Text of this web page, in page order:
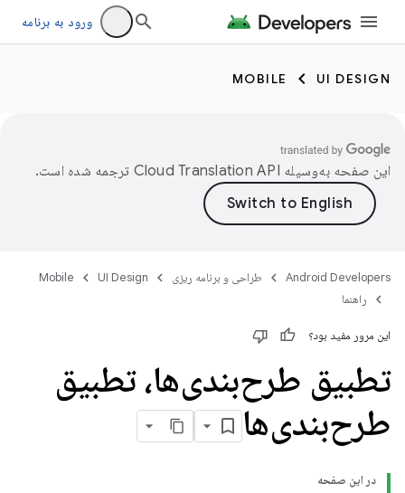
ورود به برنامه
UI DESIGN
MOBILE
این صفحه به‌وسیله ترجمه شده است.
Android Developers طراحی و برنامه ریزی UI Design
Mobile
راهنما
این مرور مفید بود؟
تطبیق طرح‌بندی‌ها، تطبیق
طرح‌بندی‌ها
در این صفحه